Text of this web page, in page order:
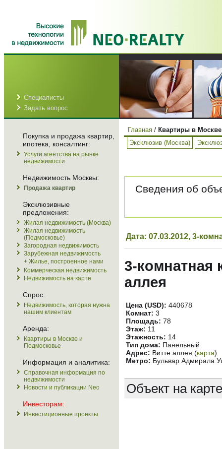
Специалисты
Задать вопрос
Покупка и продажа квартир,
ипотека, консалтинг:
Услуги агентства на рынке
недвижимости
Недвижимость Москвы:
Продажа квартир
Эксклюзивные
предложения:
Жилая недвижимость (Москва)
Жилая недвижимость
(Подмосковье)
Загородная недвижимость
Зарубежная недвижимость
+ Жилье, построенное нами
Коммерческая недвижимость
Недвижимость на карте
Спрос:
Недвижимость, которая нужна
нашим клиентам
Аренда:
Квартиры в Москве и
Подмосковье
Информация и аналитика:
Справочная информация по
недвижимости
Новости и публикации Neo
Инвесторам:
Инвестиционные проекты
Главная / Квартиры в
Эксклюзив (Москва)
Сведения об
Дата: 07.03.2012, 3-
3-комнатная
аллея
Цена (USD): 440678
Комнат: 3
Площадь: 78
Этаж: 11
Этажность: 14
Тип дома: Панельный
Адрес: Витте аллея (карта)
Метро: Бульвар Адмирала
Объект на карте